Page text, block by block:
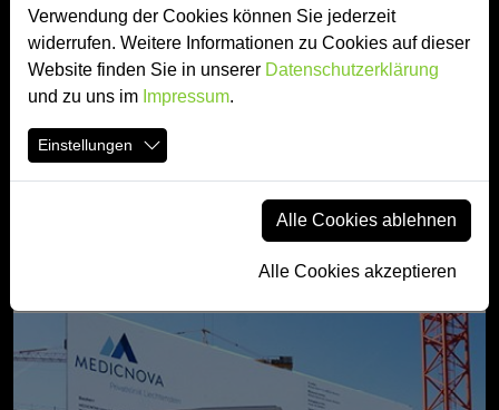
Verwendung der Cookies können Sie jederzeit
widerrufen. Weitere Informationen zu Cookies auf dieser
Website finden Sie in unserer Datenschutzerklärung
und zu uns im Impressum.
Einstellungen
Alle Cookies ablehnen
Alle Cookies akzeptieren